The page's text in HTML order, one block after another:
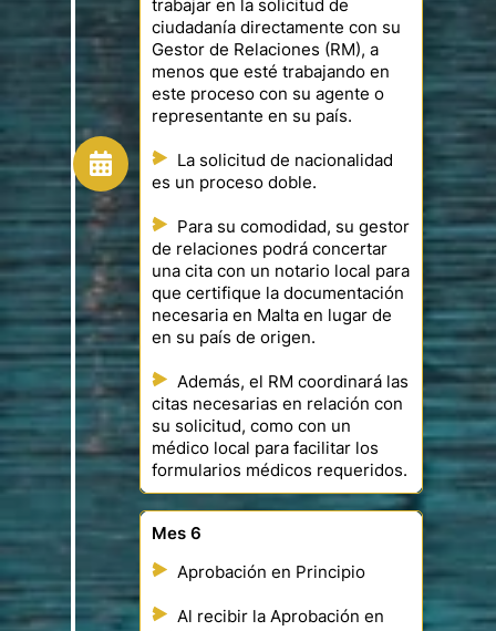
trabajar en la solicitud de
ciudadanía directamente con su
Gestor de Relaciones (RM), a
menos que esté trabajando en
este proceso con su agente o
representante en su país.
La solicitud de nacionalidad
es un proceso doble.
Para su comodidad, su gestor
de relaciones podrá concertar
una cita con un notario local para
que certifique la documentación
necesaria en Malta en lugar de
en su país de origen.
Además, el RM coordinará las
citas necesarias en relación con
su solicitud, como con un
médico local para facilitar los
formularios médicos requeridos.
Mes 6
Aprobación en Principio
Al recibir la Aprobación en